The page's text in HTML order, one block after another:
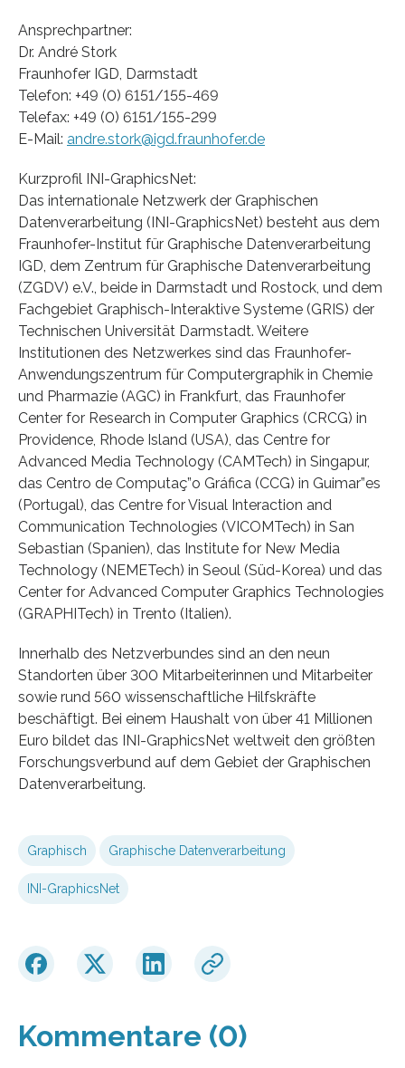
Ansprechpartner:
Dr. André Stork
Fraunhofer IGD, Darmstadt
Telefon: +49 (0) 6151/155-469
Telefax: +49 (0) 6151/155-299
E-Mail: andre.stork@igd.fraunhofer.de
Kurzprofil INI-GraphicsNet:
Das internationale Netzwerk der Graphischen
Datenverarbeitung (INI-GraphicsNet) besteht aus dem
Fraunhofer-Institut für Graphische Datenverarbeitung
IGD, dem Zentrum für Graphische Datenverarbeitung
(ZGDV) e.V., beide in Darmstadt und Rostock, und dem
Fachgebiet Graphisch-Interaktive Systeme (GRIS) der
Technischen Universität Darmstadt. Weitere
Institutionen des Netzwerkes sind das Fraunhofer-
Anwendungszentrum für Computergraphik in Chemie
und Pharmazie (AGC) in Frankfurt, das Fraunhofer
Center for Research in Computer Graphics (CRCG) in
Providence, Rhode Island (USA), das Centre for
Advanced Media Technology (CAMTech) in Singapur,
das Centro de Computaç”o Gráfica (CCG) in Guimar”es
(Portugal), das Centre for Visual Interaction and
Communication Technologies (VICOMTech) in San
Sebastian (Spanien), das Institute for New Media
Technology (NEMETech) in Seoul (Süd-Korea) und das
Center for Advanced Computer Graphics Technologies
(GRAPHITech) in Trento (Italien).
Innerhalb des Netzverbundes sind an den neun
Standorten über 300 Mitarbeiterinnen und Mitarbeiter
sowie rund 560 wissenschaftliche Hilfskräfte
beschäftigt. Bei einem Haushalt von über 41 Millionen
Euro bildet das INI-GraphicsNet weltweit den größten
Forschungsverbund auf dem Gebiet der Graphischen
Datenverarbeitung.
Graphisch Graphische Datenverarbeitung
INI-GraphicsNet
Kommentare (0)